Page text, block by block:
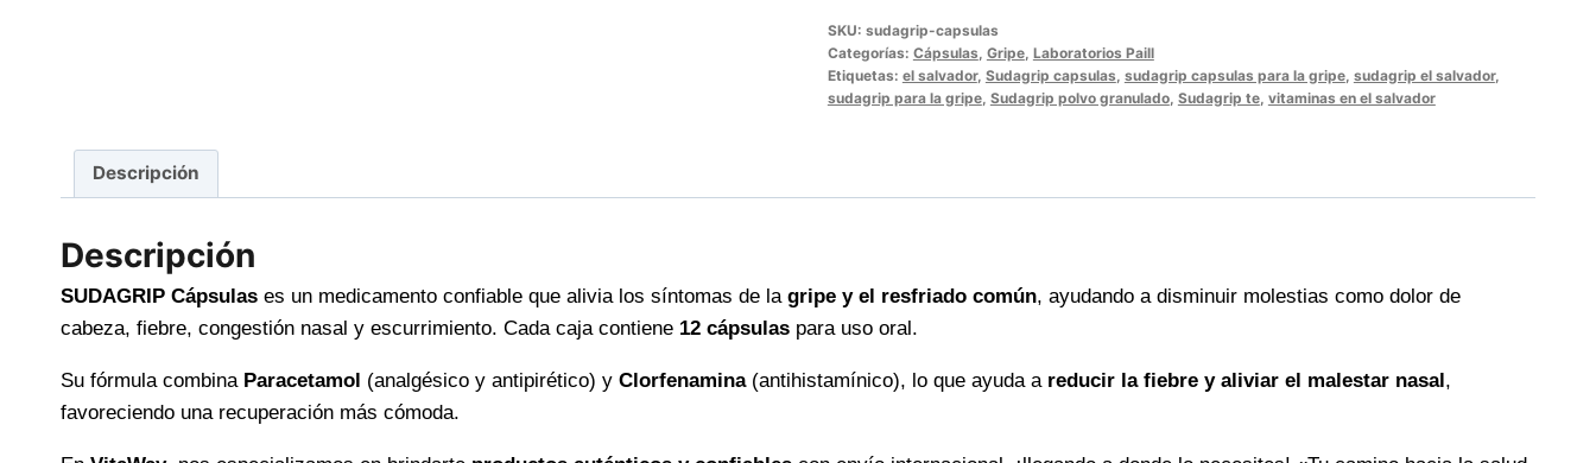
eficaz
para
tus
cantidad
SKU: sudagrip-capsulas
Categorías: Cápsulas Gripe, Laboratorios Paill
Etiquetas: el salvador, Sudagrip capsulas sudagrip capsulas para la gripe, sudagrip el salvador,
sudagrip para la gripe, Sudagrip polvo granulado, Sudagrip te, vitaminas en el salvador
Descripción
Descripción
SUDAGRIP Cápsulas es un medicamento confiable que alivia los síntomas de la gripe y el resfriado común, ayudando a disminuir molestias como dolor de
cabeza, fiebre, congestión nasal y escurrimiento. Cada caja contiene 12 cápsulas para uso oral.
Su fórmula combina Paracetamol (analgésico y antipirético) y Clorfenamina(antihistamínico), lo que ayuda a reducir la fiebre y aliviar el malestar nasal ,
favoreciendo una recuperación más cómoda.